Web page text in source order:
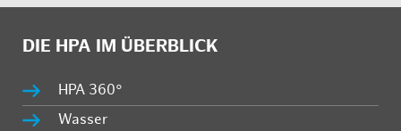
DIE HPA IM ÜBERBLICK
HPA 360°
Wasser